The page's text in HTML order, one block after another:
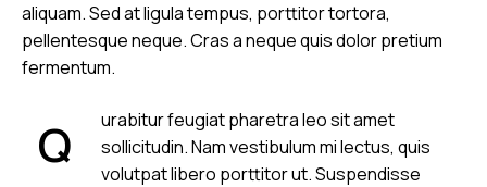
aliquam. Sed at ligula tempus, porttitor tortora,
pellentesque neque. Cras a neque quis dolor pretium
fermentum.
Q
urabitur feugiat pharetra leo sit amet
sollicitudin. Nam vestibulum mi lectus, quis
volutpat libero porttitor ut. Suspendisse